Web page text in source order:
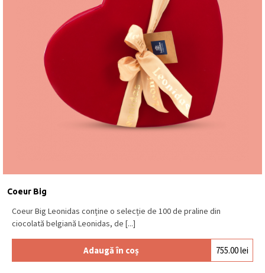
Coeur Big
Coeur Big Leonidas conține o selecție de 100 de praline din
ciocolată belgiană Leonidas, de [...]
Adaugă în coș 755.00lei